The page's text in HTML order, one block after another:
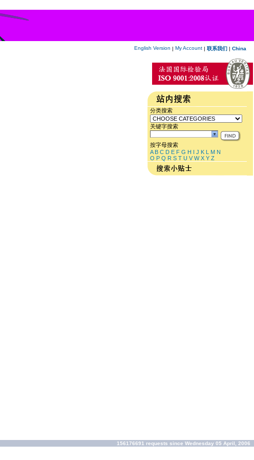
English Version | My Account | 联系我们 | China
分类搜索
关键字搜索
按字母搜索
A B C D E F G H I J K L M N
O P Q R S T U V W X Y Z
156176691 requests since Wednesday 05 April, 2006